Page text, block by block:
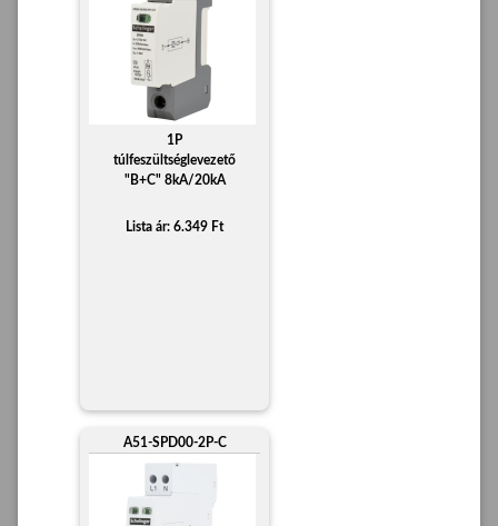
1P
túlfeszültséglevezető
"B+C" 8kA/20kA
Lista ár: 6.349 Ft
A51-SPD00-2P-C